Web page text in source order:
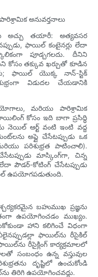
అనువర్తనాలు
అచ్చు తయారీ: అత్యవసర
ఫాయిల్ కంటైనర్లు లేదా
పూడ్చగలదు. దీనిని
కోసం తక్కువ ఖర్చుతో కూడిన
ఫాయిల్ యొక్క నాన్-స్టిక్
విడుదల చేయడానికి
మరియు పారిశ్రామిక
కోసం ఇది బాగా ప్రసిద్ధి
నెయిల్ ఆర్ట్ వంటి ఇంటి వద్ద
అప్లై చేసేటప్పుడు ఒక
పరిశుభ్రత పాటించాలి).
మాస్కింగ్‌గా, చిన్న
పౌడర్-కోటింగ్ చేసేటప్పుడు
ఉపయోగపడుతుంది.
బహుముఖ ప్రజ్ఞను
ఉపయోగించడం ముఖ్యం.
హాని కలిగించే విధంగా
ఫాయిల్‌ను రీసైకిల్
రీసైక్లింగ్ కార్యక్రమాలలో
సంబంధం ఉన్న వస్తువుల
దృష్టిలో ఉంచుకోండి
ఉపయోగించవద్దు.